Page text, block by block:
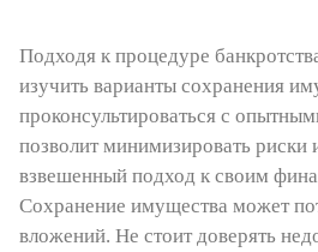
Подходя к процедуре
изучить варианты сохранения
проконсультироваться с
позволит минимизировать риски
взвешенный подход к своим
Сохранение имущества может
вложений. Не стоит доверять